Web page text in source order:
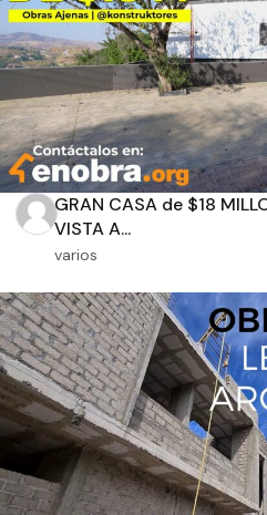
GRAN CASA de $18
VISTA A...
varios